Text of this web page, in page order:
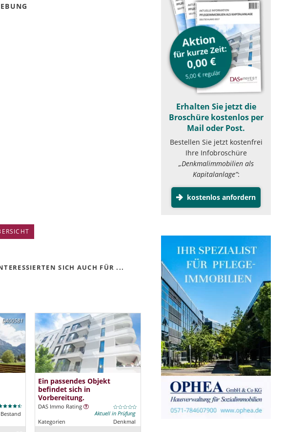
SICH AUCH FÜR ...
DA00581
Ein passendes Objekt
befindet sich in
Vorbereitung.
DAS Immo Rating
Aktuell in Prüfung
Kategorien
Denkmal
Erhalten Sie jetzt die
Broschüre kostenlos per
Mail oder Post.
Bestellen Sie jetzt kostenfrei
Ihre Infobroschüre
„Denkmalimmobilien als
Kapitalanlage”:
kostenlos anfordern